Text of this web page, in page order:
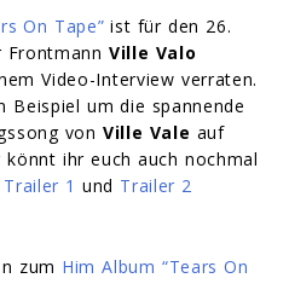
On Tape” ist für den 26.
Frontmann Ville Valo
Video-Interview verraten.
um die spannende
von Ville Vale auf
könnt ihr euch auch nochmal
Trailer 1 und Trailer 2
zum Him Album “Tears On